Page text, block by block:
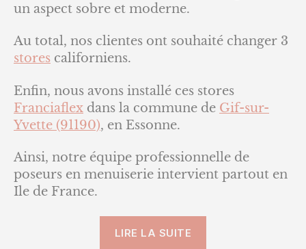
un aspect sobre et moderne.
Au total, nos clientes ont souhaité changer 3
stores californiens.
Enfin, nous avons installé ces stores
Franciaflex dans la commune de Gif-sur-
Yvette (91190), en Essonne.
Ainsi, notre équipe professionnelle de
poseurs en menuiserie intervient partout en
Ile de France.
LIRE LA SUITE